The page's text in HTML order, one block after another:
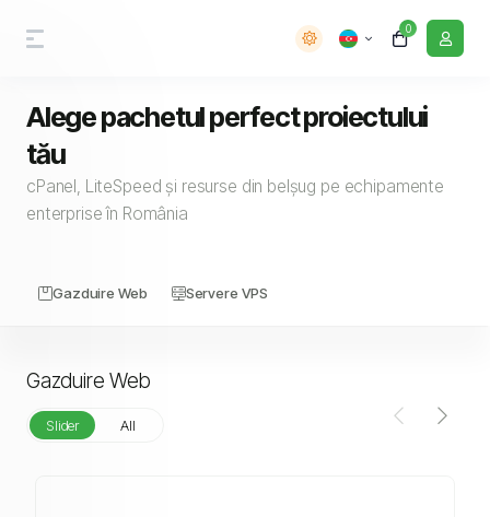
0
Alege pachetul perfect proiectului
tău
cPanel, LiteSpeed și resurse din belșug pe echipamente
enterprise în România
Gazduire Web Servere VPS
Gazduire Web
Slider All